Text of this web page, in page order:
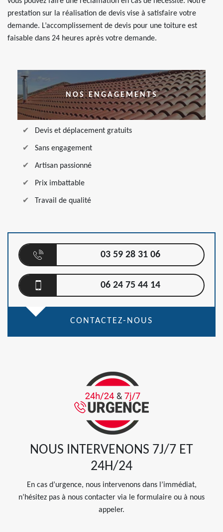
prestation sur la réalisation de devis vise à satisfaire votre
demande. L’accomplissement de devis pour une toiture est
faisable dans 24 heures après votre demande.
NOS ENGAGEMENTS
Devis et déplacement gratuits
Sans engagement
Artisan passionné
Prix imbattable
Travail de qualité
03 59 28 31 06
06 24 75 44 14
CONTACTEZ-NOUS
NOUS INTERVENONS 7J/7 ET
24H/24
En cas d’urgence, nous intervenons dans l’immédiat,
n’hésitez pas à nous contacter via le formulaire ou à nous
appeler.